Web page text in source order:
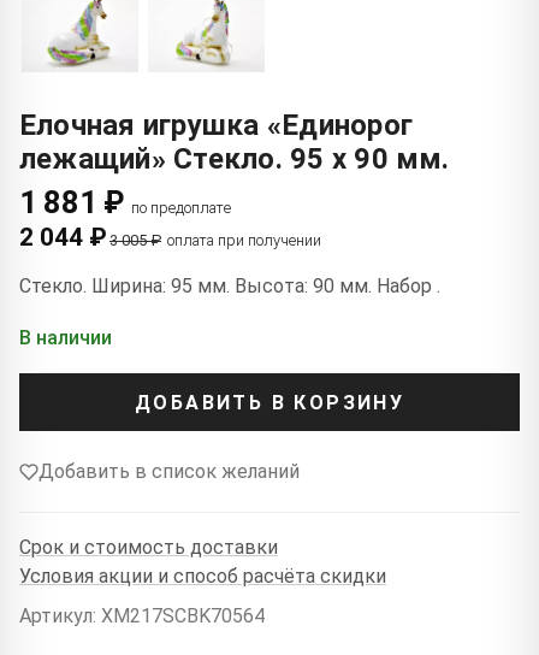
Елочная игрушка «Единорог
лежащий» Стекло. 95 x 90 мм.
1 881 ₽ по предоплате
2 044 ₽ 3 005 ₽ оплата при получении
Стекло. Ширина: 95 мм. Высота: 90 мм. Набор .
В наличии
ДОБАВИТЬ В КОРЗИНУ
Добавить в список желаний
Срок и стоимость доставки
Условия акции и способ расчёта скидки
Артикул: XM217SCBK70564